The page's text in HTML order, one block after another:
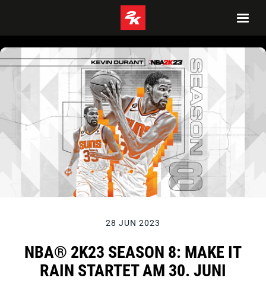
28 JUN 2023
NBA® 2K23 SEASON 8: MAKE IT
RAIN STARTET AM 30. JUNI